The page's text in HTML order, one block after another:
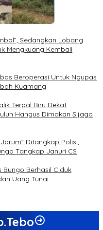
Sedangkan Lobang
Mengkuang Kembali
Beroperasi Untuk Ngupas
Kuamang
Terpal Biru Dekat
Hangus Dimakan Sijago
Ditangkap Polisi,
Tangkap Januri CS
Bungo Berhasil Ciduk
Uang Tunai